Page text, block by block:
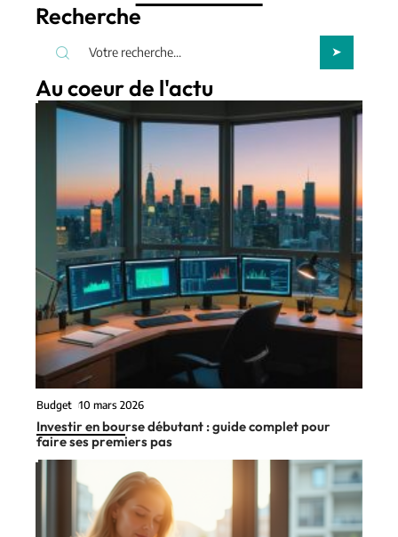
Recherche
Au coeur de l'actu
Budget 10 mars 2026
Investir en bourse débutant : guide complet pour
faire ses premiers pas